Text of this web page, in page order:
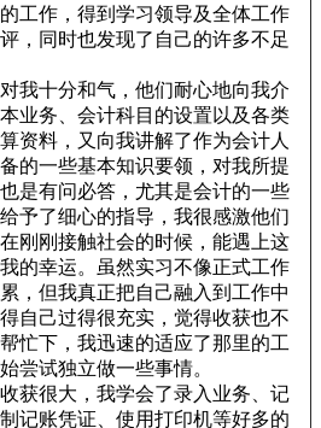
工作，得到学习领导及全体工作
，同时也发现了自己的许多不足
我十分和气，他们耐心地向我介
业务、会计科目的设置以及各类
资料，又向我讲解了作为会计人
的一些基本知识要领，对我所提
是有问必答，尤其是会计的一些
予了细心的指导，我很感激他们
刚刚接触社会的时候，能遇上这
的幸运。虽然实习不像正式工作
，但我真正把自己融入到工作中
自己过得很充实，觉得收获也不
忙下，我迅速的适应了那里的工
尝试独立做一些事情。
获很大，我学会了录入业务、记
记账凭证、使用打印机等好多的